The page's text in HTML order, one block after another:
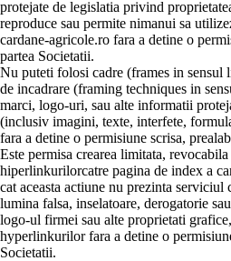
protejate de legislatia privind
reproduce sau permite nimanui sa
cardane-agricole.ro fara a detine o
partea Societatii.
Nu puteti folosi cadre (frames in
de incadrare (framing techniques in
marci, logo-uri, sau alte informatii
(inclusiv imagini, texte, interfete,
fara a detine o permisiune scrisa,
Este permisa crearea limitata,
hiperlinkurilorcatre pagina de index a
cat aceasta actiune nu prezinta
lumina falsa, inselatoare, derogatorie
logo-ul firmei sau alte proprietati
hyperlinkurilor fara a detine o
Societatii.